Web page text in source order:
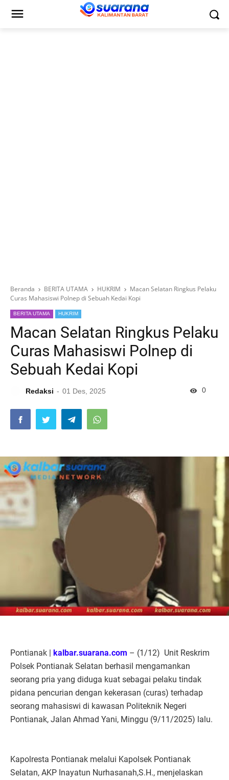
Beranda BERITA UTAMA HUKRIM
Macan Selatan Ringkus Pelaku
Curas Mahasiswi Polnep di Sebuah Kedai Kopi
BERITA UTAMA HUKRIM
Macan Selatan Ringkus Pelaku
Curas Mahasiswi Polnep di
Sebuah Kedai Kopi
Redaksi 01 Des, 2025 0
Pontianak | kalbar.suarana.com – (1/12) Unit Reskrim
Polsek Pontianak Selatan berhasil mengamankan
seorang pria yang diduga kuat sebagai pelaku tindak
pidana pencurian dengan kekerasan (curas) terhadap
seorang mahasiswi di kawasan Politeknik Negeri
Pontianak, Jalan Ahmad Yani, Minggu (9/11/2025) lalu.
Kapolresta Pontianak melalui Kapolsek Pontianak
Selatan, AKP Inayatun Nurhasanah,S.H., menjelaskan